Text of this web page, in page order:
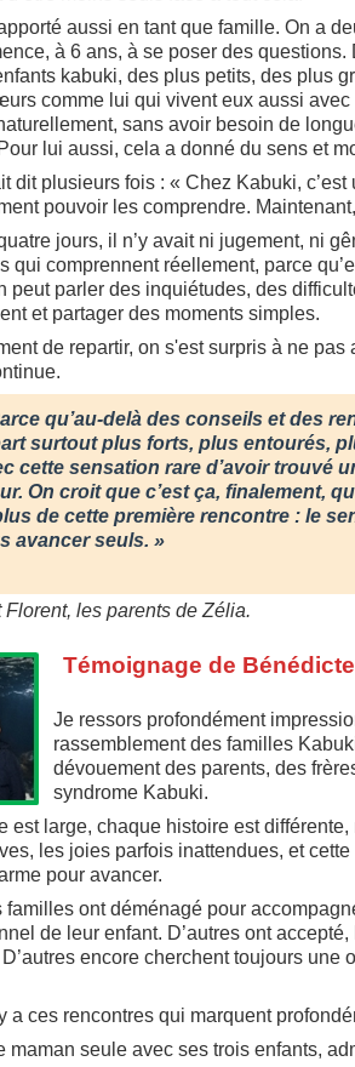
aussi en tant que famille. On a
à 6 ans, à se poser des
kabuki, des plus petits, des plus
comme lui qui vivent eux aussi
sans avoir besoin de
lui aussi, cela a donné du sens et
dit plusieurs fois : « Chez Kabuki,
pouvoir les comprendre.
jours, il n’y avait ni jugement, ni
qui comprennent réellement, parce
peut parler des inquiétudes, des
et partager des moments simples.
de repartir, on s'est surpris à ne
qu’au-delà des conseils et des
surtout plus forts, plus entourés,
cette sensation rare d’avoir trouvé
On croit que c’est ça, finalement,
de cette première rencontre : le
avancer seuls. »
Florent, les parents de Zélia.
Témoignage de
Je ressors profondément
rassemblement des familles
dévouement des parents, des
syndrome Kabuki.
est large, chaque histoire est
les joies parfois inattendues, et
pour avancer.
familles ont déménagé pour
de leur enfant. D’autres ont
encore cherchent toujours une
a ces rencontres qui marquent
maman seule avec ses trois enfants,